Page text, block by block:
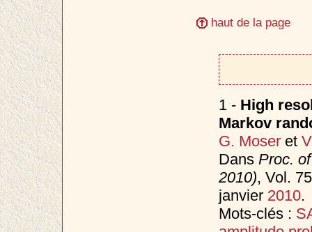
haut de la page
1 - High
Markov
G. Moseret
Dans Proc.
2010), Vol.
janvier 2010.
Mots-clés :